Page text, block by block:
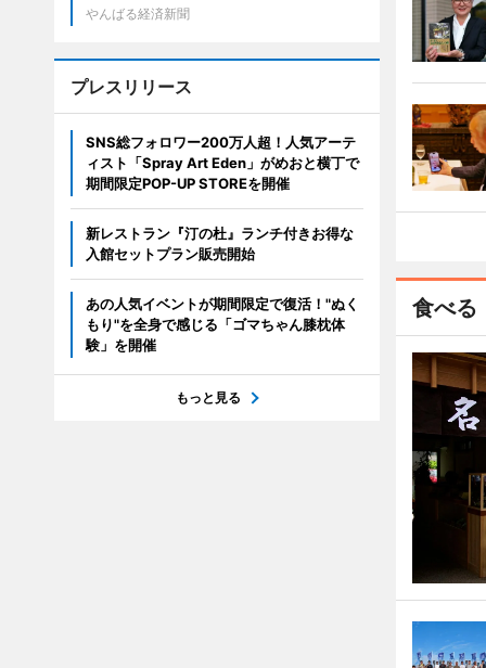
食べる
やんばる経済新聞
プレスリリース
SNS総フォロワー200万人超！人気アーテ
ィスト「Spray Art Eden」がめおと横丁で
期間限定POP-UP STOREを開催
新レストラン『汀の杜』ランチ付きお得な
入館セットプラン販売開始
あの人気イベントが期間限定で復活！"ぬく
もり"を全身で感じる「ゴマちゃん膝枕体
験」を開催
もっと見る